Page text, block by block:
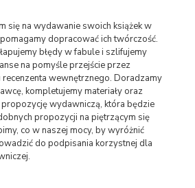
się na wydawanie swoich książek w
dopracować ich twórczość.
błędy w fabule i szlifujemy
na pomyśle przejście przez
recenzenta wewnętrznego. Doradzamy
kompletujemy materiały oraz
wydawniczą, która będzie
propozycji na piętrzącym się
co w naszej mocy, by wyróżnić
do podpisania korzystnej dla